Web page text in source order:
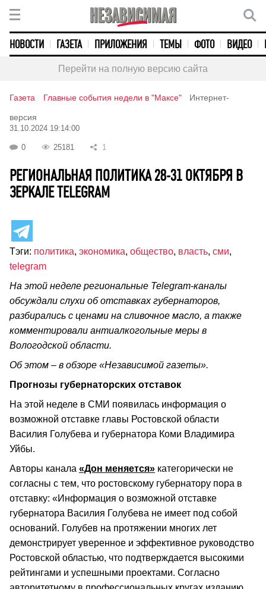
НОВОСТИ ГАЗЕТА ПРИЛОЖЕНИЯ ТЕМЫ ФОТО ВИДЕО
Перейти на полную версию сайта
Газета Главные события недели в "Максе" Интернет-
версия
31.10.2024 19:14:00
0 25181 1
РЕГИОНАЛЬНАЯ ПОЛИТИКА 28-31 ОКТЯБРЯ В
ЗЕРКАЛЕ TELEGRAM
Тэги: политика, экономика, общество, власть, сми,
telegram
На этой неделе региональные Telegram-каналы
обсуждали слухи об отставках губернаторов,
разбирались с ценами на сливочное масло, а также
комментировали антиалкогольные меры в
Вологодской области.
Об этом – в обзоре «Независимой газеты».
Прогнозы губернаторских отставок
На этой неделе в СМИ появилась информация о
возможной отставке главы Ростовской области
Василия Голубева и губернатора Коми Владимира
Уйбы.
Авторы канала «Дон меняется» категорически не
согласны с тем, что ростовскому губернатору пора в
отставку: «Информация о возможной отставке
губернатора Василия Голубева не имеет под собой
оснований. Голубев на протяжении многих лет
демонстрирует уверенное и эффективное руководство
Ростовской областью, что подтверждается высокими
рейтингами и успешными проектами. Согласно